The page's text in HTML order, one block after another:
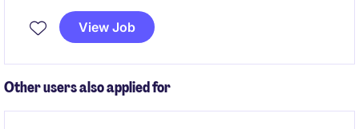
資材調達を担います。サプライヤーとの契約交渉から
納期管理まで、宇宙産業の最前線でダイナミックな業
View Job
Other users also applied for